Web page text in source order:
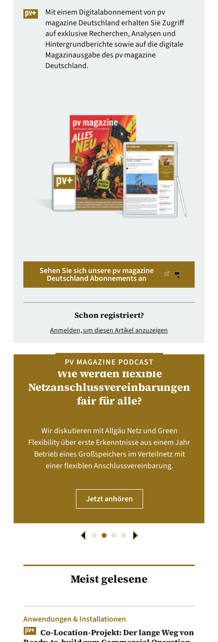
Mit einem Digitalabonnement von pv
magazine Deutschland erhalten Sie Zugriff
auf exklusive Recherchen, Analysen und
Hintergrundberichte sowie auf die digitale
Magazinausgabe des pv magazine
Deutschland.
Sehen Sie sich unsere pv magazine
Deutschland Abonnements an
Schon registriert?
Anmelden, um diesen Artikel anzuzeigen
PV MAGAZINE PODCAST
Wie werden flexible
Netzanschlussvereinbarungen
fair für alle?
Wir diskutieren mit Allgäu Netz und Green
Flexibility über erste Erkenntnisse aus einem Jahr
Betrieb eines Großspeichers im Verteilnetz mit
einer flexiblen Anschlussvereinbarung.
Jetzt anhören
Meist gelesene
Anwendungen & Installationen
Co-Location-Projekt: Der lange Weg von